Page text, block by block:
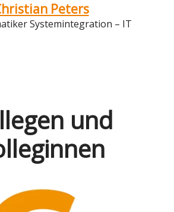
Peters
Systemintegration – IT
und